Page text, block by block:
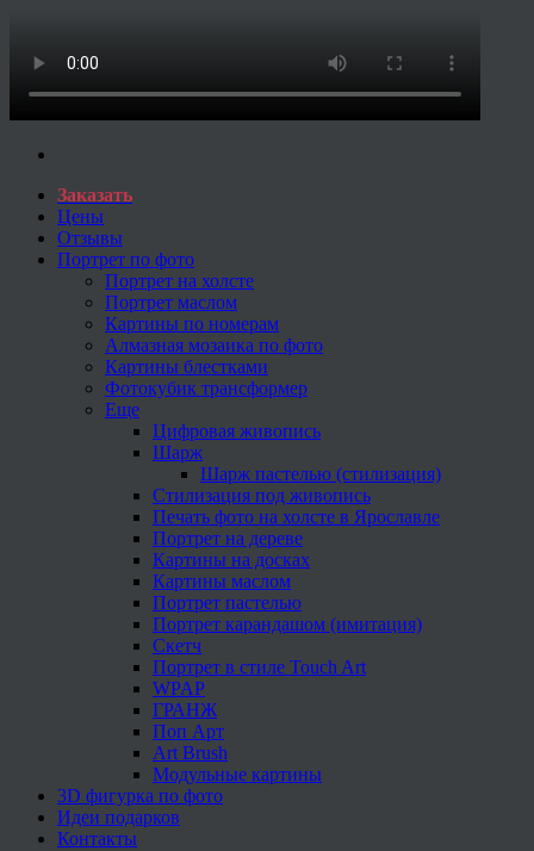
Заказать
Цены
Отзывы
Портрет по фото
Портрет на холсте
Портрет маслом
Картины по номерам
Алмазная мозаика по фото
Картины блестками
Фотокубик трансформер
Еще
Цифровая живопись
Шарж
Шарж пастелью (стилизация)
Стилизация под живопись
Печать фото на холсте в Ярославле
Портрет на дереве
Картины на досках
Картины маслом
Портрет пастелью
Портрет карандашом (имитация)
Скетч
Портрет в стиле Touch Art
WPAP
ГРАНЖ
Поп Арт
Art Brush
Модульные картины
3D фигурка по фото
Идеи подарков
Контакты